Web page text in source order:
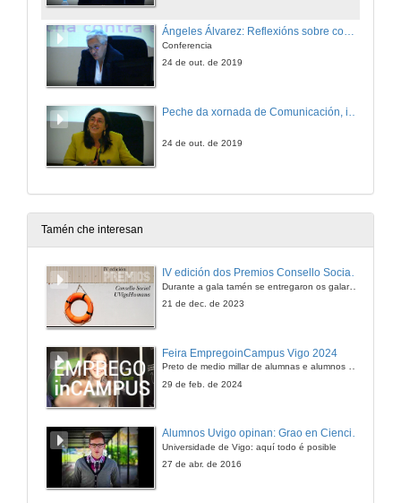
Ángeles Álvarez: Reflexións sobre comunicación e sexismo
Conferencia
24 de out. de 2019
24 de out. de 2019
Tamén che interesan
IV edición dos Premios Consello Social UVigo Humana
Durante a gala tamén se entregaron os galardóns aos mellores TFG e TFM en materia de Axenda 2030
21 de dec. de 2023
Feira EmpregoinCampus Vigo 2024
Preto de medio millar de alumnas e alumnos buscan coñecer máis de preto as oportunidades que lles achegan as arredor de medio cento de empresas que participan na edición viguesa da feira. Xunto coa visita aos stands, durante a feria desenvólvense varias actividades complementarias, como obradoiros, conversas, mesas redondas ou o pasaporte de empregabilidade, un espazo no que poderán recibir asesoramento sobre o seu CV.
29 de feb. de 2024
Alumnos Uvigo opinan: Grao en Ciencias da Linguaxe e Estudos Literarios
Universidade de Vigo: aquí todo é posible
27 de abr. de 2016